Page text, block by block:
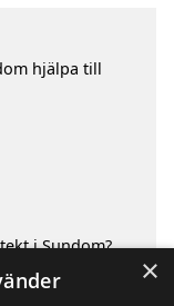
hjälpa till
i Sundom?
i Sundom
i de
×